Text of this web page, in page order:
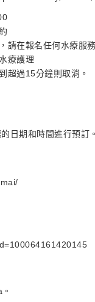
請在報名任何水療服
療護理
超過15分鐘則取消。
日期和時間進行預訂